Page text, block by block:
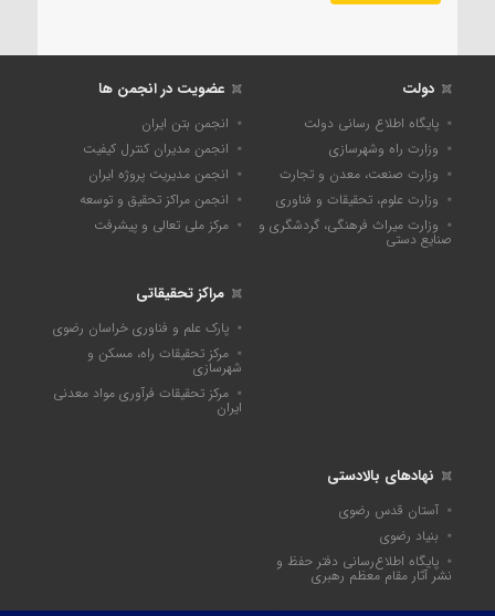
دولت
پایگاه اطلاع رسانی دولت
وزارت راه وشهرسازی
وزارت صنعت، معدن و تجارت
وزارت علوم، تحقیقات و فناوری
وزارت میراث فرهنگی، گردشگری و
صنایع دستی
عضویت در انجمن ها
انجمن بتن ایران
انجمن مدیران کنترل کیفیت
انجمن مدیریت پروژه ایران
انجمن مراکز تحقیق و توسعه
مرکز ملی تعالی و پیشرفت
مراکز تحقیقاتی
پارک علم و فناوری خراسان رضوی
مرکز تحقیقات راه، مسکن و
شهرسازی
مرکز تحقیقات فرآوری مواد معدنی
ایران
نهادهای بالادستی
آستان قدس رضوی
بنیاد رضوی
پايگاه اطلاع‌رسانی دفتر حفظ و
نشر آثار مقام معظم رهبری